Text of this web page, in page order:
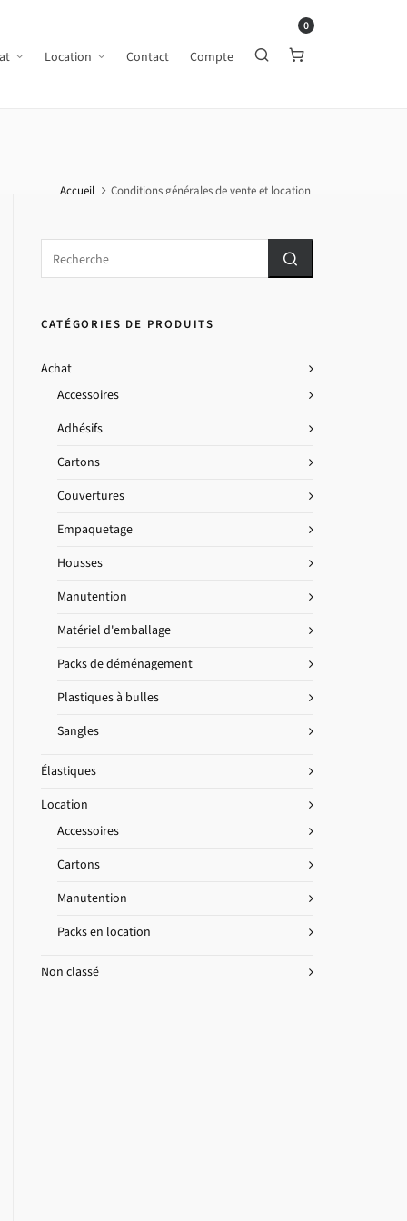
Location Contact Compte
0
Accueil Conditions générales de vente et location
CATÉGORIES DE PRODUITS
Achat
Accessoires
Adhésifs
Cartons
Couvertures
Empaquetage
Housses
Manutention
Matériel d'emballage
Packs de déménagement
Plastiques à bulles
Sangles
Élastiques
Location
Accessoires
Cartons
Manutention
Packs en location
Non classé